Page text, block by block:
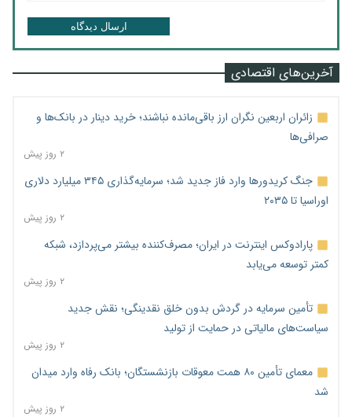
ارسال دیدگاه
آخرین‌های اقتصادی
زائران اربعین نگران ارز باقی‌مانده نباشند؛ خرید دینار در بانک‌ها و
صرافی‌ها
۲ روز پیش
جنگ کریدورها وارد فاز جدید شد؛ سرمایه‌گذاری ۳۴۵ میلیارد دلاری
اوراسیا تا ۲۰۳۵
۲ روز پیش
پارادوکس اینترنت در ایران؛ مصرف‌کننده بیشتر می‌پردازد، شبکه
کمتر توسعه می‌یابد
۲ روز پیش
تأمین سرمایه در گردش بدون خلق نقدینگی؛ نقش جدید
سیاست‌های مالیاتی در حمایت از تولید
۲ روز پیش
معمای تأمین ۸۰ همت معوقات بازنشستگان؛ بانک رفاه وارد میدان
شد
۲ روز پیش